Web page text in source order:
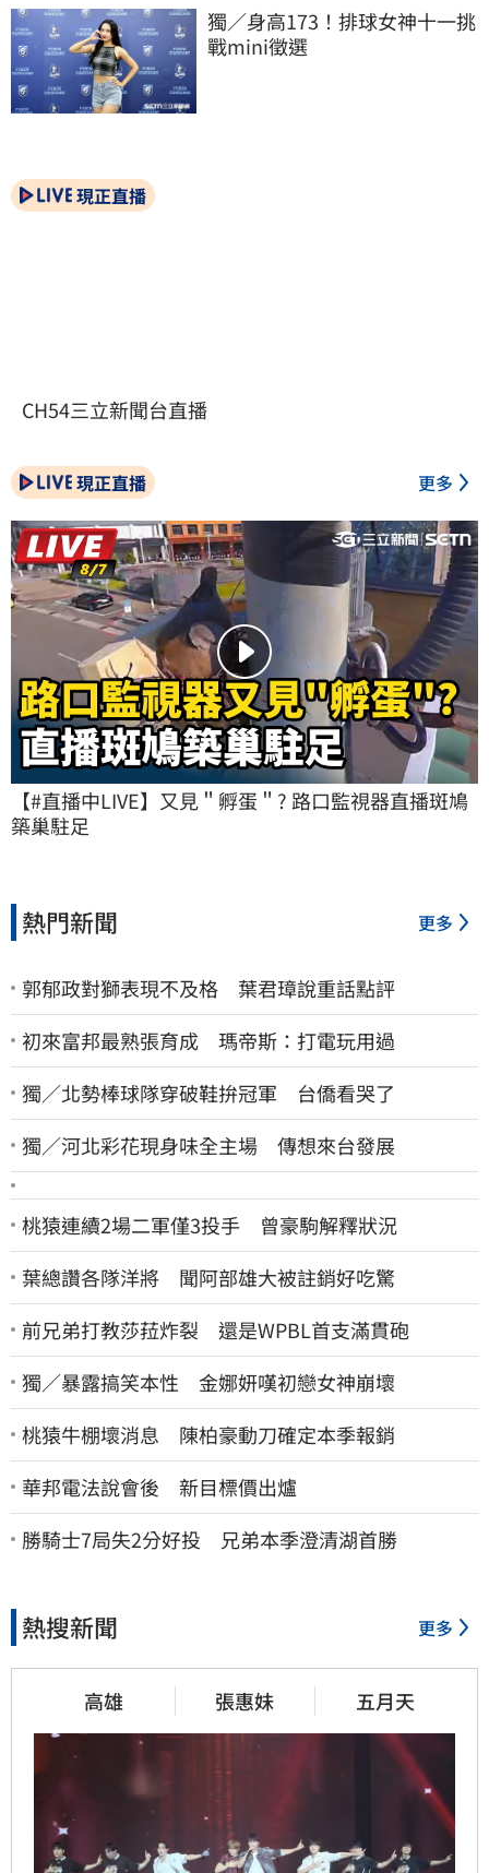
獨／身高173！排球女神十一挑
戰mini徵選
現正直播
CH54三立新聞台直播
現正直播 更多
【#直播中LIVE】又見＂孵蛋＂? 路口監視器直播斑鳩
築巢駐足
熱門新聞 更多
郭郁政對獅表現不及格 葉君璋說重話點評
初來富邦最熟張育成 瑪帝斯：打電玩用過
獨／北勢棒球隊穿破鞋拚冠軍 台僑看哭了
獨／河北彩花現身味全主場 傳想來台發展
桃猿連續2場二軍僅3投手 曾豪駒解釋狀況
葉總讚各隊洋將 聞阿部雄大被註銷好吃驚
前兄弟打教莎菈炸裂 還是WPBL首支滿貫砲
獨／暴露搞笑本性 金娜妍嘆初戀女神崩壞
桃猿牛棚壞消息 陳柏豪動刀確定本季報銷
華邦電法說會後 新目標價出爐
勝騎士7局失2分好投 兄弟本季澄清湖首勝
熱搜新聞 更多
高雄 張惠妹 五月天